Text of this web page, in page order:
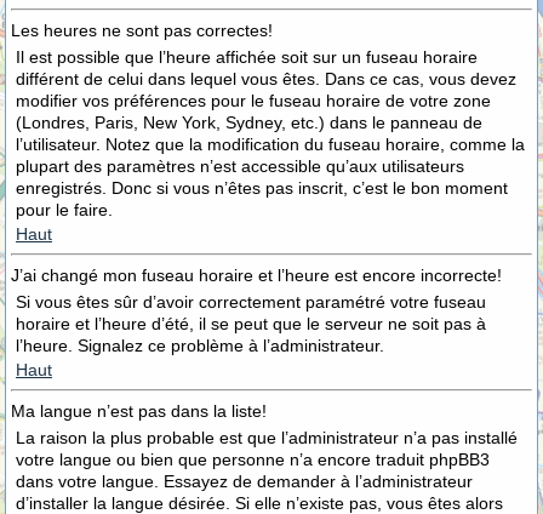
Les heures ne sont pas correctes!
Il est possible que l’heure affichée soit sur un fuseau horaire
différent de celui dans lequel vous êtes. Dans ce cas, vous devez
modifier vos préférences pour le fuseau horaire de votre zone
(Londres, Paris, New York, Sydney, etc.) dans le panneau de
l’utilisateur. Notez que la modification du fuseau horaire, comme la
plupart des paramètres n’est accessible qu’aux utilisateurs
enregistrés. Donc si vous n’êtes pas inscrit, c’est le bon moment
pour le faire.
Haut
J’ai changé mon fuseau horaire et l’heure est encore incorrecte!
Si vous êtes sûr d’avoir correctement paramétré votre fuseau
horaire et l’heure d’été, il se peut que le serveur ne soit pas à
l’heure. Signalez ce problème à l’administrateur.
Haut
Ma langue n’est pas dans la liste!
La raison la plus probable est que l’administrateur n’a pas installé
votre langue ou bien que personne n’a encore traduit phpBB3
dans votre langue. Essayez de demander à l’administrateur
d’installer la langue désirée. Si elle n’existe pas, vous êtes alors